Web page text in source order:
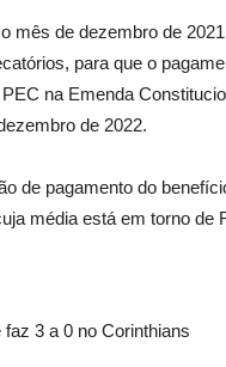
mês de dezembro de
para que o
na Emenda
de 2022.
de pagamento do
média está em torno de
3 a 0 no Corinthians